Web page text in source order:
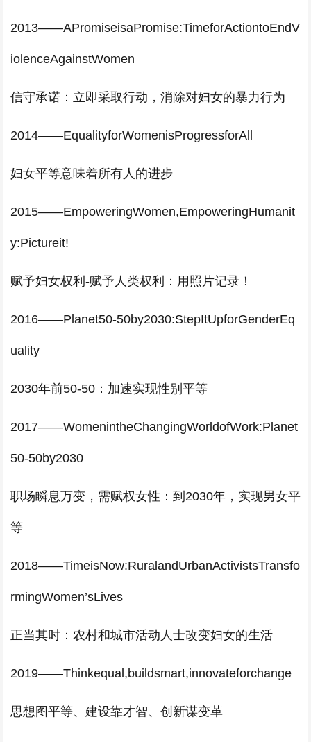
2013——APromiseisaPromise:TimeforActiontoEndV
iolenceAgainstWomen
信守承诺：立即采取行动，消除对妇女的暴力行为
2014——EqualityforWomenisProgressforAll
妇女平等意味着所有人的进步
2015——EmpoweringWomen,EmpoweringHumanit
y:Pictureit!
赋予妇女权利-赋予人类权利：用照片记录！
2016——Planet50-50by2030:StepItUpforGenderEq
uality
2030年前50-50：加速实现性别平等
2017——WomenintheChangingWorldofWork:Planet
50-50by2030
职场瞬息万变，需赋权女性：到2030年，实现男女平
等
2018——TimeisNow:RuralandUrbanActivistsTransfo
rmingWomen’sLives
正当其时：农村和城市活动人士改变妇女的生活
2019——Thinkequal,buildsmart,innovateforchange
思想图平等、建设靠才智、创新谋变革